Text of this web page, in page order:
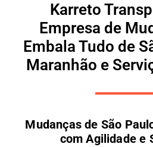
Karreto
Empresa de
Embala Tudo de
Maranhão e
Mudanças de São
com Agilidade e